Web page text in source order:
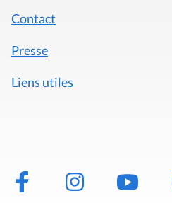
Contact
Presse
Liens utiles